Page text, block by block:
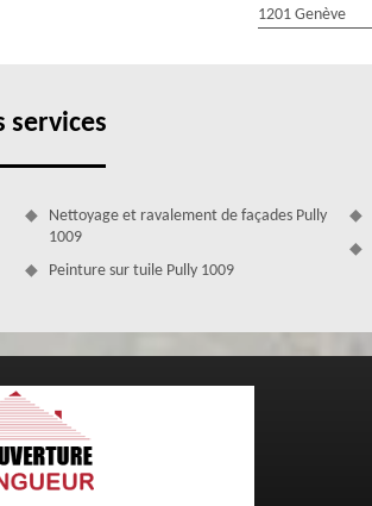
; le tarif va dépendre de
de toiture que vous avez,
clientèle et nous voulons que
1201 Genève
services
Nettoyage et ravalement de façades Pully
1009
Peinture sur tuile Pully 1009